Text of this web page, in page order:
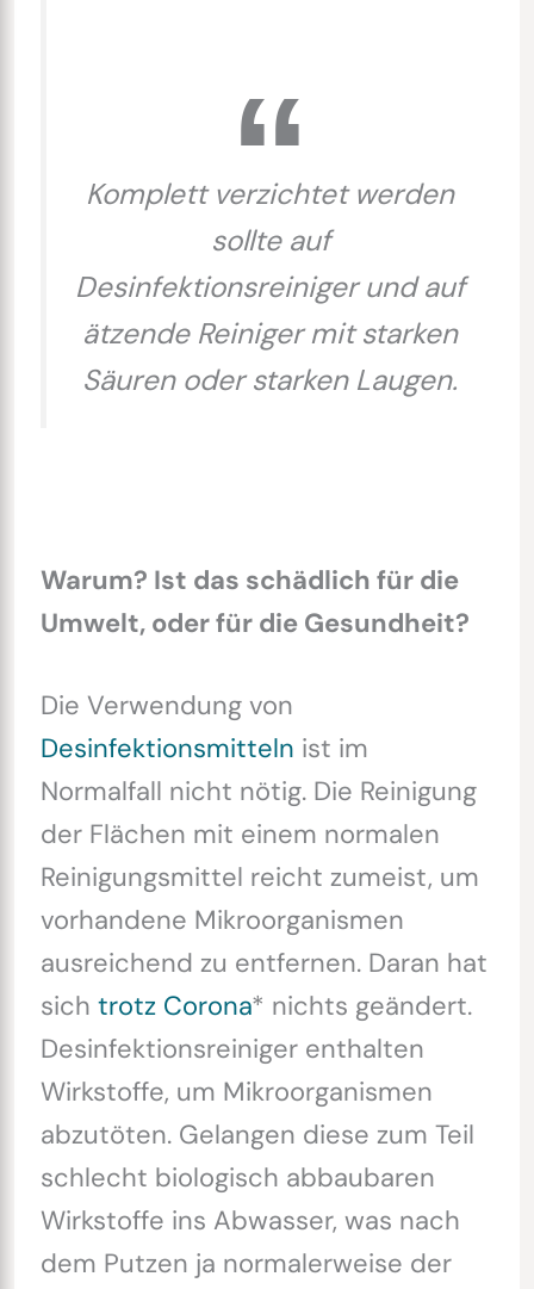
Komplett verzichtet werden
sollte auf
Desinfektionsreiniger und auf
ätzende Reiniger mit starken
Säuren oder starken Laugen.
Warum? Ist das schädlich für die
Umwelt, oder für die Gesundheit?
Die Verwendung von
Desinfektionsmitteln ist im
Normalfall nicht nötig. Die Reinigung
der Flächen mit einem normalen
Reinigungsmittel reicht zumeist, um
vorhandene Mikroorganismen
ausreichend zu entfernen. Daran hat
sich trotz Corona* nichts geändert.
Desinfektionsreiniger enthalten
Wirkstoffe, um Mikroorganismen
abzutöten. Gelangen diese zum Teil
schlecht biologisch abbaubaren
Wirkstoffe ins Abwasser, was nach
dem Putzen ja normalerweise der